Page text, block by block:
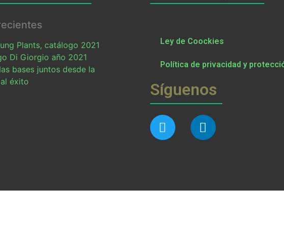
Plants, catálogo 2021
Di Giorgio año 2021
bases juntos desde la
éxito
Ley de Coockies
Política de privacidad y
Síguenos